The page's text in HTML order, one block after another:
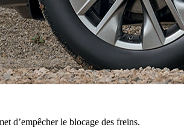
d’empêcher le blocage des freins.